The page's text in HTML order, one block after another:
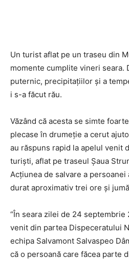
Un turist aflat pe un traseu din
momente cumplite vineri seara.
puternic, precipitațiilor și a
i s-a făcut rău.
Văzând că acesta se simte
plecase în drumeție a cerut
au răspuns rapid la apelul venit
turiști, aflat pe traseul Șaua
Acțiunea de salvare a
durat aproximativ trei ore și
“În seara zilei de 24 septembrie
venit din partea Dispeceratului
echipa Salvamont Salvaspeo
că o persoană care făcea parte